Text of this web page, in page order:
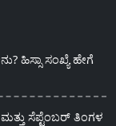
ಹಿಸ್ಸಾ ಸಂಖ್ಯೆ ಹೇಗೆ
ಸೆಪ್ಟೆಂಬರ್ ತಿಂಗಳ